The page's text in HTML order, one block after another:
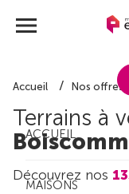
ACCUEIL
MAISONS
Accueil Nos offres
Terrains à
Découvrez nos